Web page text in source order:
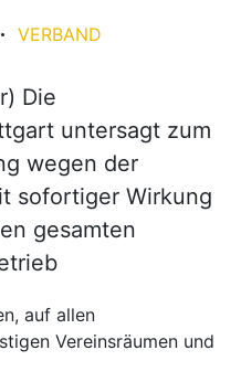
VERBAND
Die
untersagt zum
wegen der
sofortiger Wirkung
gesamten
auf allen
Vereinsräumen und